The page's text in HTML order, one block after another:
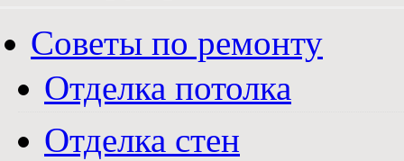
Советы по ремонту
Отделка потолка
Отделка стен